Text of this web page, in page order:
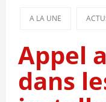
A LA UNE
Appel
dans